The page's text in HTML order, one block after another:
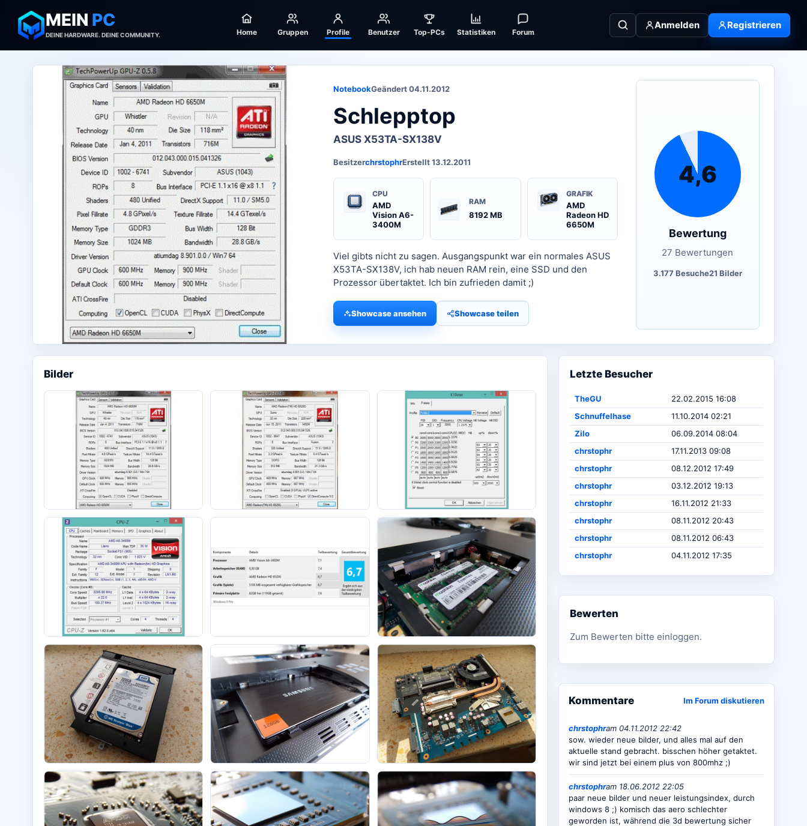
MEIN PC
DEINE HARDWARE. DEINE COMMUNITY. Home Gruppen Profile Benutzer Top-PCs Statistiken Forum
Anmelden Registrieren
NotebookGeändert 04.11.2012
Schlepptop
ASUS X53TA-SX138V
BesitzerchrstophrErstellt 13.12.2011
CPU
AMD
Vision A6-
3400M
RAM
8192 MB
GRAFIK
AMD
Radeon HD
6650M
Viel gibts nicht zu sagen. Ausgangspunkt war ein normales ASUS
X53TA-SX138V, ich hab neuen RAM rein, eine SSD und den
Prozessor übertaktet. Ich bin zufrieden damit ;)
Showcase ansehen Showcase teilen
4,6
Bewertung
27 Bewertungen
3.177 Besuche21 Bilder
Bilder Letzte Besucher
TheGU
22.02.2015 16:08
Schnuffelhase
11.10.2014 02:21
Zilo
06.09.2014 08:04
chrstophr
17.11.2013 09:08
chrstophr
08.12.2012 17:49
chrstophr
03.12.2012 19:13
chrstophr
16.11.2012 21:33
chrstophr
08.11.2012 20:43
chrstophr
08.11.2012 06:43
chrstophr
04.11.2012 17:35
Bewerten
Zum Bewerten bitte einloggen.
Kommentare Im Forum diskutieren
chrstophram 04.11.2012 22:42
sow. wieder neue bilder, und alles mal auf den
aktuelle stand gebracht. bisschen höher getaktet.
wir sind jetzt bei einem plus von 800mhz ;)
chrstophram 18.06.2012 22:05
paar neue bilder und neuer leistungsindex, durch
windows 8 ;) komisch das aero schlechter
geworden ist, während die 3d bewertung sicher